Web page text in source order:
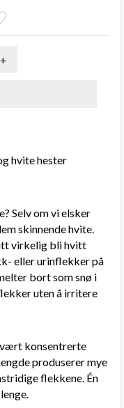
+
hvite hester
Selv om vi elsker
skinnende hvite.
virkelig bli hvitt
eller urinflekker på
bort som snø i
uten å irritere
konsentrerte
produserer mye
flekkene. Én